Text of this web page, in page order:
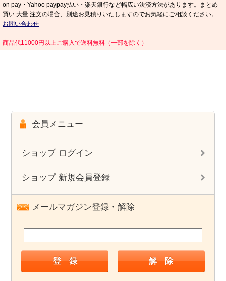
on pay・Yahoo paypay払い・楽天銀行など幅広い決済方法があります。まとめ
買い 大量 注文の場合、別途お見積りいたしますのでお気軽にご相談ください。
お問い合わせ
商品代11000円以上ご購入で送料無料（一部を除く）
会員メニュー
ショップ ログイン
ショップ 新規会員登録
メールマガジン登録・解除